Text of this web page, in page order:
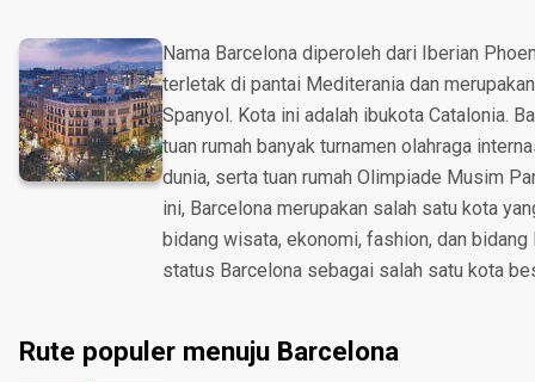
Nama Barcelona diperoleh dari Iberian
terletak di pantai Mediterania dan
Spanyol. Kota ini adalah ibukota Catalonia.
tuan rumah banyak turnamen olahraga
dunia, serta tuan rumah Olimpiade Musim
ini, Barcelona merupakan salah satu kota
bidang wisata, ekonomi, fashion, dan
status Barcelona sebagai salah satu kota
Rute populer menuju Barcelona